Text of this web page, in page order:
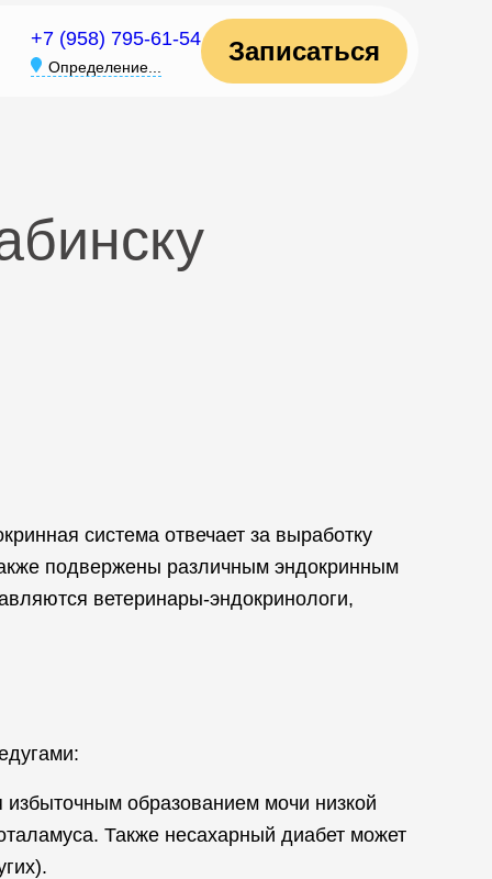
+7 (958) 795-61-54
Определение...
Записаться
система отвечает за выработку
подвержены различным эндокринным
ветеринары-эндокринологи,
образованием мочи низкой
Также несахарный диабет может